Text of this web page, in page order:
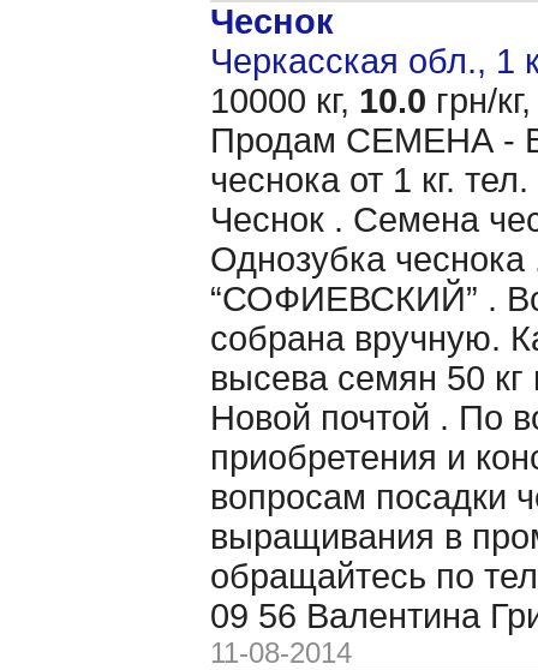
Чеснок
Черкасская обл., 1
10000 кг, 10.0 грн/кг,
Продам CЕМЕНА -
чеснока от 1 кг.
Чеснок . Семена
Однозубка чеснока
“СОФИЕВСКИЙ” .
собрана вручную.
высева семян 50 кг
Новой почтой . По
приобретения и
вопросам посадки
выращивания в
обращайтесь по
09 56 Валентина
11-08-2014